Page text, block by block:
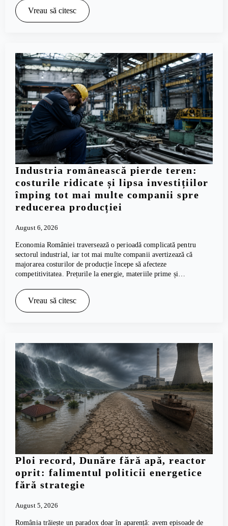
Vreau să citesc
Industria românească pierde teren:
costurile ridicate și lipsa investițiilor
împing tot mai multe companii spre
reducerea producției
August 6, 2026
Economia României traversează o perioadă complicată pentru
sectorul industrial, iar tot mai multe companii avertizează că
majorarea costurilor de producție începe să afecteze
competitivitatea. Prețurile la energie, materiile prime și…
Vreau să citesc
Ploi record, Dunăre fără apă, reactor
oprit: falimentul politicii energetice
fără strategie
August 5, 2026
România trăiește un paradox doar în aparență: avem episoade de